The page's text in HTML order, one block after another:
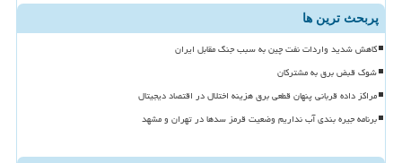
پربحث ترین ها
کاهش شدید واردات نفت چین به سبب جنگ مقابل ایران
شوک قبض برق به مشترکان
مراکز داده قربانی پنهان قطعی برق هزینه اختلال در اقتصاد دیجیتال
برنامه جیره بندی آب نداریم وضعیت قرمز سدها در تهران و مشهد